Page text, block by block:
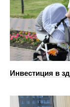
Инвестиция в